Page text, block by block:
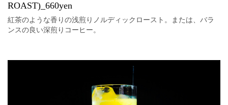
ROAST)_660yen
紅茶のような香りの浅煎りノルディックロースト。または、バラ
ンスの良い深煎りコーヒー。